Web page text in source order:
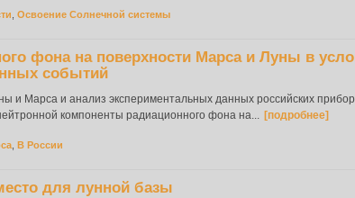
Освоение Солнечной системы
фона на поверхности Марса и Луны в
событий
и Марса и анализ экспериментальных данных российских
компоненты радиационного фона на... [подробнее]
В России
для лунной базы